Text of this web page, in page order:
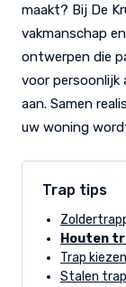
maakt? Bij De
vakmanschap
ontwerpen die
voor persoonlijk
aan. Samen
uw woning
Trap tips
Houten
Trap
Stalen